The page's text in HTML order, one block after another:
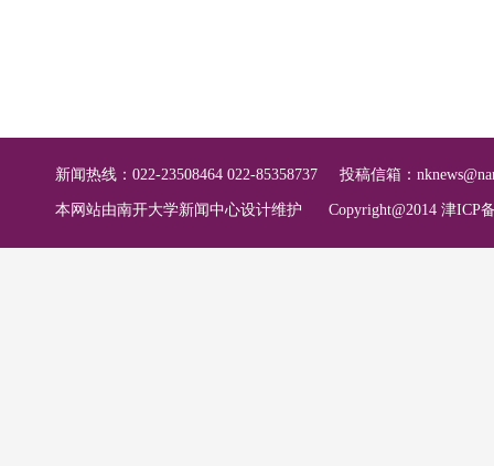
新闻热线：022-23508464 022-85358737 投稿信箱：
本网站由南开大学新闻中心设计维护 Copyright@2014 津ICP